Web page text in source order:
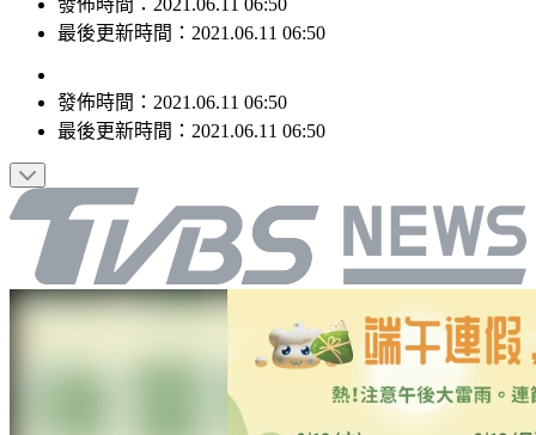
發佈時間：2021.06.11 06:50
發佈時間：2021.06.11 06:50